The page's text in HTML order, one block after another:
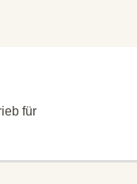
für